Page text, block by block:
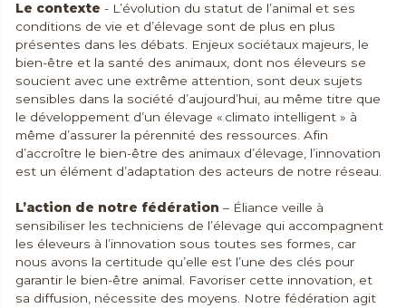
Le contexte - L’évolution du statut de l’animal et ses
conditions de vie et d’élevage sont de plus en plus
présentes dans les débats. Enjeux sociétaux majeurs, le
bien-être et la santé des animaux, dont nos éleveurs se
soucient avec une extrême attention, sont deux sujets
sensibles dans la société d’aujourd’hui, au même titre que
le développement d’un élevage « climato intelligent » à
même d’assurer la pérennité des ressources. Afin
d’accroître le bien-être des animaux d’élevage, l’innovation
est un élément d’adaptation des acteurs de notre réseau.
L’action de notre fédération – Éliance veille à
sensibiliser les techniciens de l’élevage qui accompagnent
les éleveurs à l’innovation sous toutes ses formes, car
nous avons la certitude qu’elle est l’une des clés pour
garantir le bien-être animal. Favoriser cette innovation, et
sa diffusion, nécessite des moyens. Notre fédération agit